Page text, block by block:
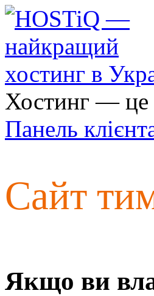
Хостинг — це
Панель
Сайт
Якщо ви